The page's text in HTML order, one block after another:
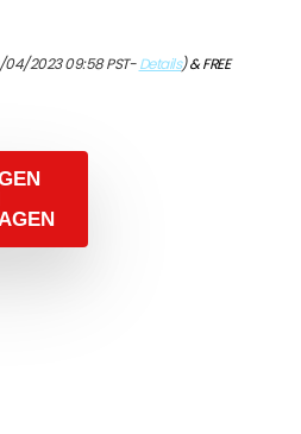
2023 09:58 PST-Details)&FREE